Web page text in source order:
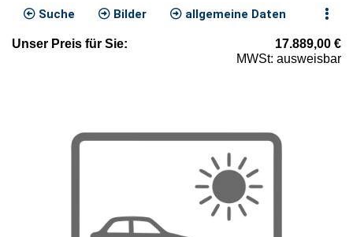
Suche Bilder allgemeine Daten
Unser Preis für Sie: 17.889,00 €
MWSt: ausweisbar